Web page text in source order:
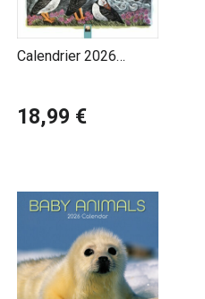
Calendrier 2026
18,99 €